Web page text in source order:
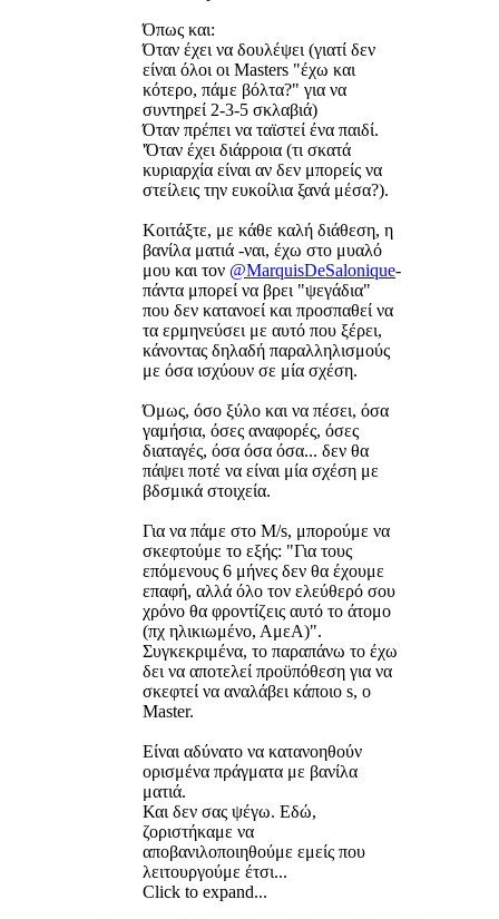
Όπως και:
Όταν έχει να δουλέψει (γιατί δεν
είναι όλοι οι Masters "έχω και
κότερο, πάμε βόλτα?" για να
συντηρεί 2-3-5 σκλαβιά)
Όταν πρέπει να ταϊστεί ένα παιδί.
'Όταν έχει διάρροια (τι σκατά
κυριαρχία είναι αν δεν μπορείς να
στείλεις την ευκοίλια ξανά μέσα?).
Κοιτάξτε, με κάθε καλή διάθεση, η
βανίλα ματιά -ναι, έχω στο μυαλό
μου και τον @MarquisDeSalonique-
πάντα μπορεί να βρει "ψεγάδια"
που δεν κατανοεί και προσπαθεί να
τα ερμηνεύσει με αυτό που ξέρει,
κάνοντας δηλαδή παραλληλισμούς
με όσα ισχύουν σε μία σχέση.
Όμως, όσο ξύλο και να πέσει, όσα
γαμήσια, όσες αναφορές, όσες
διαταγές, όσα όσα όσα... δεν θα
πάψει ποτέ να είναι μία σχέση με
βδσμικά στοιχεία.
Για να πάμε στο M/s, μπορούμε να
σκεφτούμε το εξής: "Για τους
επόμενους 6 μήνες δεν θα έχουμε
επαφή, αλλά όλο τον ελεύθερό σου
χρόνο θα φροντίζεις αυτό το άτομο
(πχ ηλικιωμένο, ΑμεΑ)".
Συγκεκριμένα, το παραπάνω το έχω
δει να αποτελεί προϋπόθεση για να
σκεφτεί να αναλάβει κάποιο s, ο
Master.
Είναι αδύνατο να κατανοηθούν
ορισμένα πράγματα με βανίλα
ματιά.
Και δεν σας ψέγω. Εδώ,
ζοριστήκαμε να
αποβανιλοποιηθούμε εμείς που
λειτουργούμε έτσι...
Click to expand...